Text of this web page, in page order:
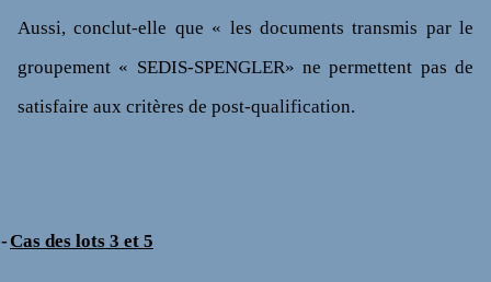
Aussi, conclut-elle que « les documents transmis par le
groupement « SEDIS-SPENGLER» ne permettent pas de
satisfaire aux critères de post-qualification.
Cas des lots 3 et 5